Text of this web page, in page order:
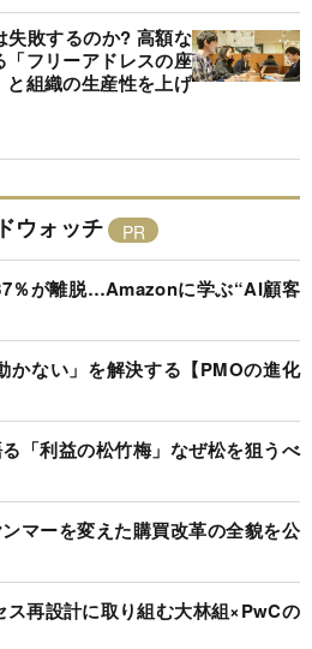
失敗するのか? 高額な
フリーアドレスの座
組織の生産性を上げ
ウォッチ
％が離脱…Amazonに学ぶ“AI顧客
かない」を解決する【PMOの進化
「利益の松竹梅」なぜ松を狙うべ
マーを変えた購買改革の全貌を公
再設計に取り組む大林組×PwCの